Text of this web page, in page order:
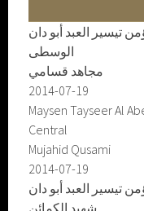
تيسير العبد أبو دان
الوسطى
مجاهد قسامي
2014-07-19
Maysen Tayseer Al
Central
Mujahid Qusami
2014-07-19
تيسير العبد أبو دان
شهيد الكمائن